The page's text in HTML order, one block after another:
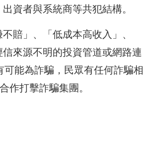
資者與系統商等共犯結構。
賠」、「低成本高收入」、
來源不明的投資管道或網路連
能為詐騙，民眾有任何詐騙相
作打擊詐騙集團。